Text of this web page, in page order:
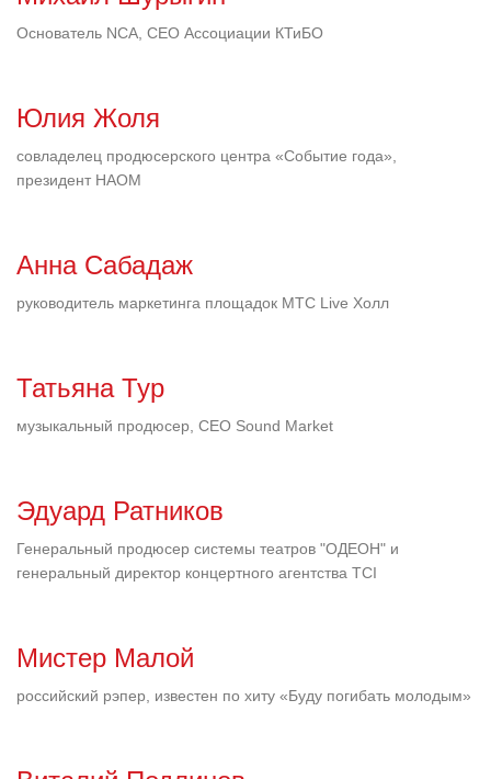
Основатель NCA, CEO Ассоциации КТиБО
Юлия Жоля
совладелец продюсерского центра «Событие года»,
президент НАОМ
Анна Сабадаж
руководитель маркетинга площадок МТС Live Холл
Татьяна Тур
музыкальный продюсер, СЕО Sound Market
Эдуард Ратников
Генеральный продюсер системы театров "ОДЕОН" и
генеральный директор концертного агентства TCI
Мистер Малой
российский рэпер, известен по хиту «Буду погибать молодым»